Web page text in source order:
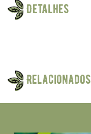
Detalhes
Relacionados